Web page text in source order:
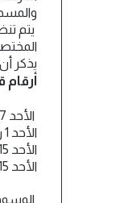
يتم
يذكر
أرقام
الأحد 17 صفر 1442هـ 30% – 6 آلاف معتمر يوميا
الأحد 1 ربيع الأول 1442هـ 75% .. 15 ألف معتمر .. 40 ألف مصل
الأحد 15 ربيع الأول 1442 بنسبة 100% .. 20 ألف معتمر 60 ألف مصلٍ
الأحد 15 ربيع الأول 1442 بنسبة 100% من الطاقة الاستيعابية للمسجد النبوي